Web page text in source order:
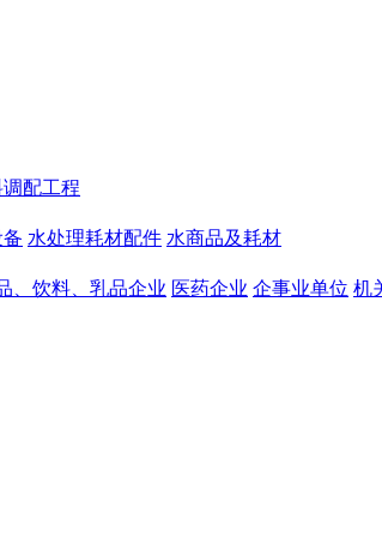
配工程
水处理耗材配件 水商品及耗材
、饮料、乳品企业 医药企业 企事业单位 机